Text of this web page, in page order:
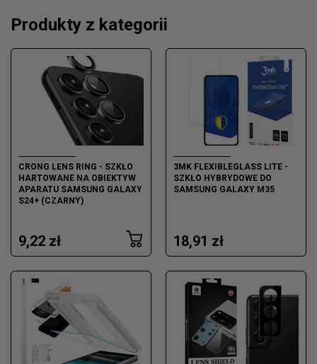
Produkty z kategorii
CRONG LENS RING - SZKŁO
HARTOWANE NA OBIEKTYW
APARATU SAMSUNG GALAXY
S24+ (CZARNY)
9,22 zł
3MK FLEXIBLEGLASS LITE -
SZKŁO HYBRYDOWE DO
SAMSUNG GALAXY M35
18,91 zł